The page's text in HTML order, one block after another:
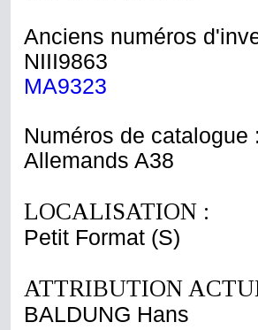
Anciens numéros
NIII9863
MA9323
Numéros de catalogue
Allemands A38
LOCALISATION :
Petit Format (S)
ATTRIBUTION
BALDUNG Hans